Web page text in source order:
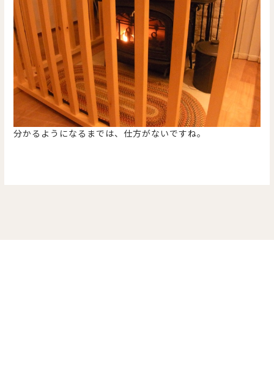
分かるようになるまでは、仕方がないですね。